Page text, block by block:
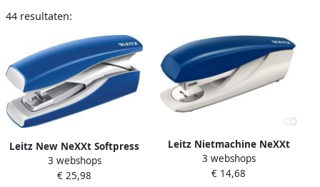
44 resultaten:
Leitz New NeXXt Softpress
Flat Clinch nietmachine
blauw
3 webshops
€ 25,98
Leitz Nietmachine NeXXt
5500 30vel 24 6 blauw
3 webshops
€ 14,68